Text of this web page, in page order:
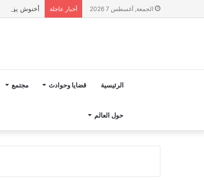
الجمعة, أغسطس 7 2026 أخبار عاجلة أخنوش يؤكد في المذكرة التوجيهية
الرئيسية قضايا وحوادث مجتمع
حول العالم